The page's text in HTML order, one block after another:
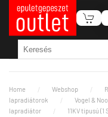
Fő tartalom átugrása
Home Webshop
lapradiátorok
Vogel &
lapradiátor
11KV tipusú